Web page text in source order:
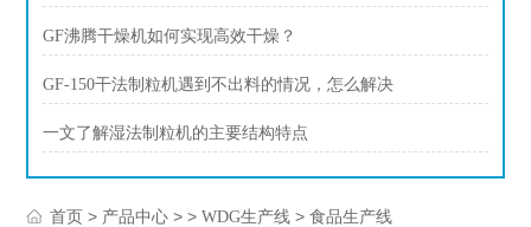
GF沸腾干燥机如何实现高效干燥？
GF-150干法制粒机遇到不出料的情况，怎么解决
一文了解湿法制粒机的主要结构特点
首页 > 产品中心 > >WDG生产线 > 食品生产线